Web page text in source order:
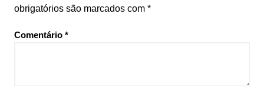
obrigatórios são marcados com *
Comentário *